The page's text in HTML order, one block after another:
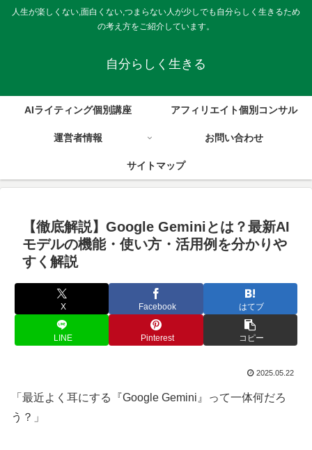
人生が楽しくない,面白くない,つまらない人が少しでも自分らしく生きるため
の考え方をご紹介しています。
自分らしく生きる
AIライティング個別講座 アフィリエイト個別コンサル
運営者情報 お問い合わせ
サイトマップ
【徹底解説】Google Geminiとは？最新AI
モデルの機能・使い方・活用例を分かりや
すく解説
X Facebook はてブ
LINE Pinterest コピー
2025.05.22
「最近よく耳にする『Google Gemini』って一体何だろ
う？」